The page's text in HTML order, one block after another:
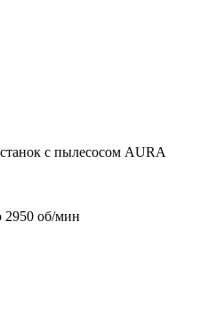
с пылесосом AURA
2950 об/мин